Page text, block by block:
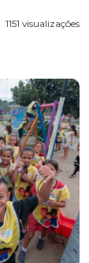
1151 visualizações